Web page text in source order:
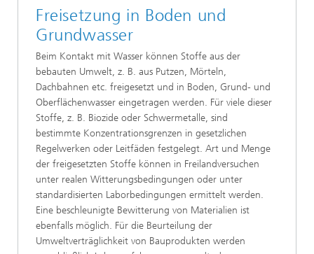
Freisetzung in Boden und
Grundwasser
Beim Kontakt mit Wasser können Stoffe aus der
bebauten Umwelt, z. B. aus Putzen, Mörteln,
Dachbahnen etc. freigesetzt und in Boden, Grund- und
Oberflächenwasser eingetragen werden. Für viele dieser
Stoffe, z. B. Biozide oder Schwermetalle, sind
bestimmte Konzentrationsgrenzen in gesetzlichen
Regelwerken oder Leitfäden festgelegt. Art und Menge
der freigesetzten Stoffe können in Freilandversuchen
unter realen Witterungsbedingungen oder unter
standardisierten Laborbedingungen ermittelt werden.
Eine beschleunigte Bewitterung von Materialien ist
ebenfalls möglich. Für die Beurteilung der
Umweltverträglichkeit von Bauprodukten werden